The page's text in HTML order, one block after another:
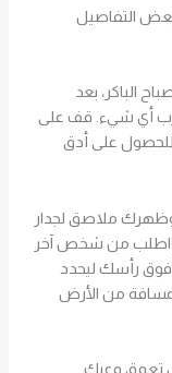
بعض التفاصيل
الباكر، بعد
أي شيء. قف على
للحصول على أدق
ملاصق لجدار
من شخص آخر
رأسك ليحدد
من الأرض
تعمق وعيك